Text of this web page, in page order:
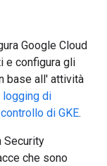
Google Cloud
e configura gli
base all' attività
logging di
di GKE.
Security
che sono